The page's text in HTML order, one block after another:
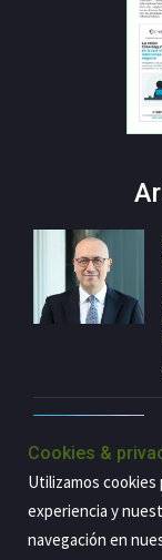
Cookies &
Utilizamos cookies
experiencia y
navegación en